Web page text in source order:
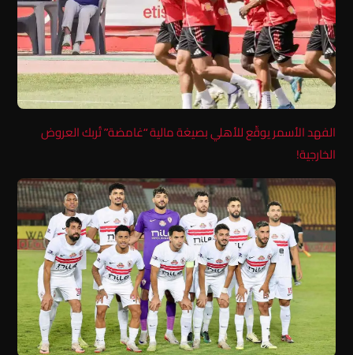
الفهد الأسمر يوقّع للأهلي بصيغة مالية “غامضة” تُربك العروض
الخارجية!